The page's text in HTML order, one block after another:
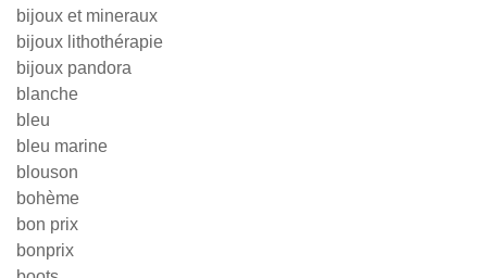
bijoux et mineraux
bijoux lithothérapie
bijoux pandora
blanche
bleu
bleu marine
blouson
bohème
bon prix
bonprix